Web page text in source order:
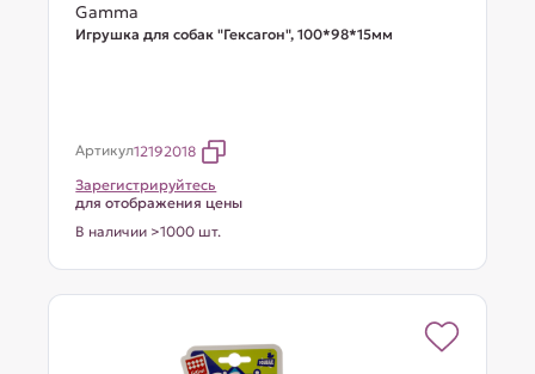
Gamma
Игрушка для собак "Гексагон", 100*98*15мм
Артикул12192018
Зарегистрируйтесь
для отображения цены
В наличии >1000 шт.